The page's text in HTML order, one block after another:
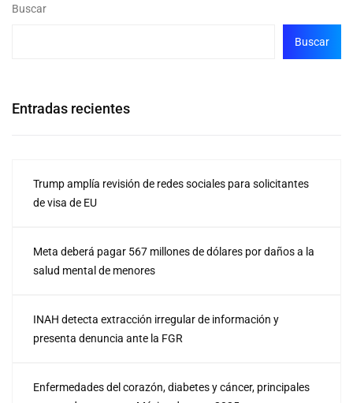
Buscar
Buscar
Entradas recientes
Trump amplía revisión de redes sociales para solicitantes
de visa de EU
Meta deberá pagar 567 millones de dólares por daños a la
salud mental de menores
INAH detecta extracción irregular de información y
presenta denuncia ante la FGR
Enfermedades del corazón, diabetes y cáncer, principales